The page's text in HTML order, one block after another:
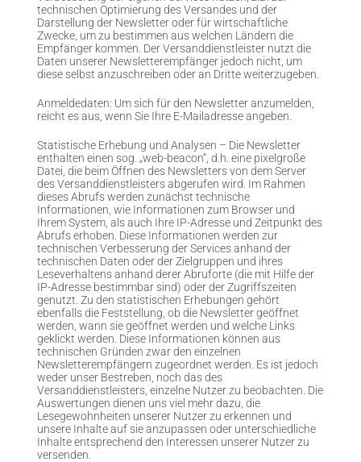
technischen Optimierung des Versandes und der
Darstellung der Newsletter oder für wirtschaftliche
Zwecke, um zu bestimmen aus welchen Ländern die
Empfänger kommen. Der Versanddienstleister nutzt die
Daten unserer Newsletterempfänger jedoch nicht, um
diese selbst anzuschreiben oder an Dritte weiterzugeben.
Anmeldedaten: Um sich für den Newsletter anzumelden,
reicht es aus, wenn Sie Ihre E-Mailadresse angeben.
Statistische Erhebung und Analysen – Die Newsletter
enthalten einen sog. „web-beacon“, d.h. eine pixelgroße
Datei, die beim Öffnen des Newsletters von dem Server
des Versanddienstleisters abgerufen wird. Im Rahmen
dieses Abrufs werden zunächst technische
Informationen, wie Informationen zum Browser und
Ihrem System, als auch Ihre IP-Adresse und Zeitpunkt des
Abrufs erhoben. Diese Informationen werden zur
technischen Verbesserung der Services anhand der
technischen Daten oder der Zielgruppen und ihres
Leseverhaltens anhand derer Abruforte (die mit Hilfe der
IP-Adresse bestimmbar sind) oder der Zugriffszeiten
genutzt. Zu den statistischen Erhebungen gehört
ebenfalls die Feststellung, ob die Newsletter geöffnet
werden, wann sie geöffnet werden und welche Links
geklickt werden. Diese Informationen können aus
technischen Gründen zwar den einzelnen
Newsletterempfängern zugeordnet werden. Es ist jedoch
weder unser Bestreben, noch das des
Versanddienstleisters, einzelne Nutzer zu beobachten. Die
Auswertungen dienen uns viel mehr dazu, die
Lesegewohnheiten unserer Nutzer zu erkennen und
unsere Inhalte auf sie anzupassen oder unterschiedliche
Inhalte entsprechend den Interessen unserer Nutzer zu
versenden.